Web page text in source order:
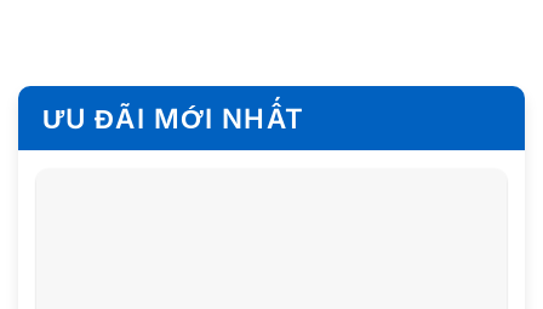
ƯU ĐÃI MỚI NHẤT